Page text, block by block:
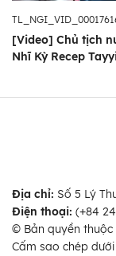
[Video] Chủ tịch
Nhĩ Kỳ Recep
Địa chỉ: Số 5 Lý
Điện thoại: (+84
© Bản quyền
Cấm sao chép